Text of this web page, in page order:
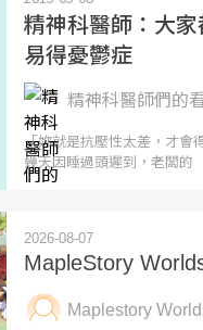
精神科醫師：大
易得憂鬱症
精神科醫師們的
「妳就是抗壓性太差，才會
幾天因睡過頭遲到，老闆的